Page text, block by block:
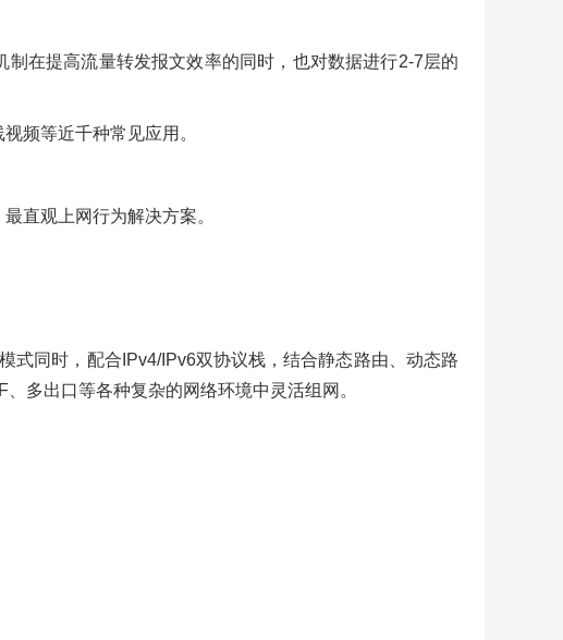
在提高流量转发报文效率的同时，也对数据进行2-7层的
频等近千种常见应用。
直观上网行为解决方案。
式同时，配合IPv4/IPv6双协议栈，结合静态路由、动态路
多出口等各种复杂的网络环境中灵活组网。